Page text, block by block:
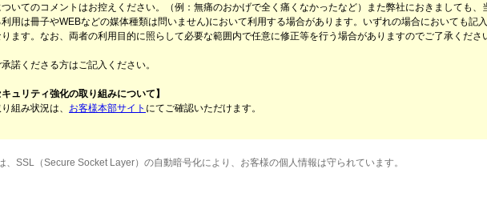
いてのコメントはお控えください。（例：無痛のおかげで全く痛くなかったなど）また弊社におきましても
用は冊子やWEBなどの媒体種類は問いません)において利用する場合があります。いずれの場合においても記
ます。なお、両者の利用目的に照らして必要な範囲内で任意に修正等を行う場合がありますのでご了承くださ
諾くださる方はご記入ください。
キュリティ強化の取り組みについて】
組み状況は、 お客様本部サイト にてご確認いただけます。
、SSL（Secure Socket Layer）の自動暗号化により、お客様の個人情報は守られています。